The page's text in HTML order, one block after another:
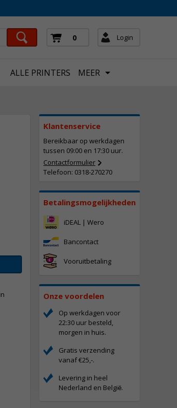
0 Login
ALLE PRINTERS MEER
Klantenservice
Bereikbaar op werkdagen
tussen 09:00 en 17:30 uur.
Contactformulier
Telefoon: 0318-270270
Betalingsmogelijkheden
iDEAL | Wero
Bancontact
Vooruitbetaling
Onze voordelen
Op werkdagen voor
22:30 uur besteld,
morgen in huis.
Gratis verzending
vanaf €25,-.
Levering in heel
Nederland en België.